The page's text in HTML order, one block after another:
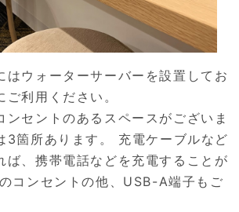
はウォーターサーバーを設置してお
利用ください。
ンセントのあるスペースがございま
3箇所あります。 充電ケーブルなど
ば、携帯電話などを充電することが
コンセントの他、USB-A端子もご